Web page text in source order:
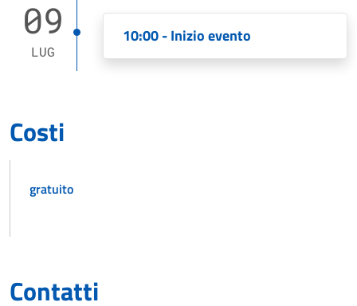
09
LUG
10:00 - Inizio evento
Costi
gratuito
Contatti